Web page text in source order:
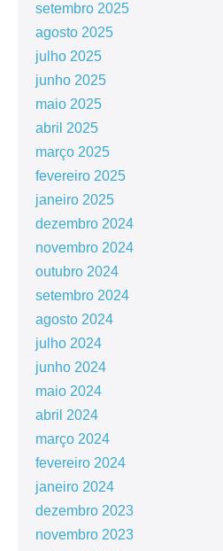
setembro 2025
agosto 2025
julho 2025
junho 2025
maio 2025
abril 2025
março 2025
fevereiro 2025
janeiro 2025
dezembro 2024
novembro 2024
outubro 2024
setembro 2024
agosto 2024
julho 2024
junho 2024
maio 2024
abril 2024
março 2024
fevereiro 2024
janeiro 2024
dezembro 2023
novembro 2023